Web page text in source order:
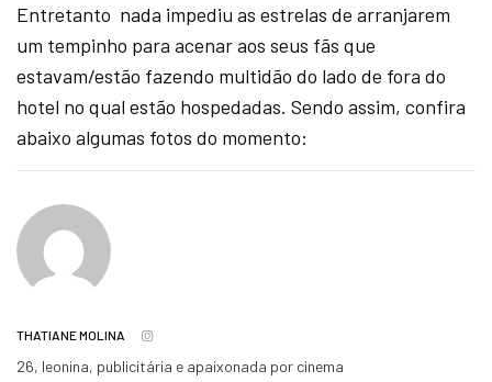
Entretanto nada impediu as estrelas de arranjarem
um tempinho para acenar aos seus fãs que
estavam/estão fazendo multidão do lado de fora do
hotel no qual estão hospedadas. Sendo assim, confira
abaixo algumas fotos do momento:
THATIANE MOLINA
26, leonina, publicitária e apaixonada por cinema